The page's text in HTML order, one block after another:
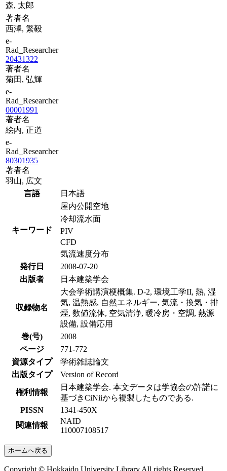
森, 太郎
著者名
西澤, 繁毅
e-
Rad_Researcher
20431322
著者名
菊田, 弘輝
e-
Rad_Researcher
00001991
著者名
絵内, 正道
e-
Rad_Researcher
80301935
著者名
羽山, 広文
言語
日本語
キーワード
屋内公開空地
冷却流水面
PIV
CFD
気流速度分布
発行日
2008-07-20
出版者
日本建築学会
収録物名
大会学術講演梗概集. D-2, 環境工学II, 熱, 湿
気, 温熱感, 自然エネルギー, 気流・換気・排
煙, 数値流体, 空気清浄, 暖冷房・空調, 熱源
設備, 設備応用
巻(号)
2008
ページ
771-772
資源タイプ
学術雑誌論文
出版タイプ
Version of Record
権利情報
日本建築学会. 本文データは学協会の許諾に
基づきCiNiiから複製したものである.
PISSN
1341-450X
関連情報
NAID
110007108517
ホームへ戻る
Copyright © Hokkaido University Library All rights Reserved